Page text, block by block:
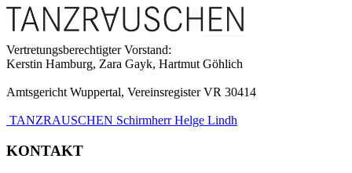
Vertretungsberechtigter Vorstand:
Kerstin Hamburg, Zara Gayk, Hartmut Göhlich
Amtsgericht Wuppertal, Vereinsregister VR 30414
TANZRAUSCHEN Schirmherr Helge Lindh
KONTAKT